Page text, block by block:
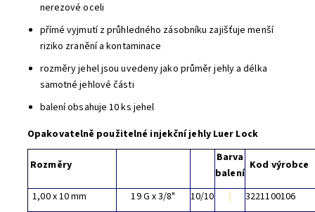
nerezové oceli
přímé vyjmutí z průhledného zásobníku zajišťuje menší
riziko zranění a kontaminace
rozměry jehel jsou uvedeny jako průměr jehly a délka
samotné jehlové části
balení obsahuje 10 ks jehel
Opakovatelně použitelné injekční jehly Luer Lock
Rozměry
Barva
balení
Kod výrobce
1,00 x 10 mm 19 G x 3/8" 10/10
3221100106